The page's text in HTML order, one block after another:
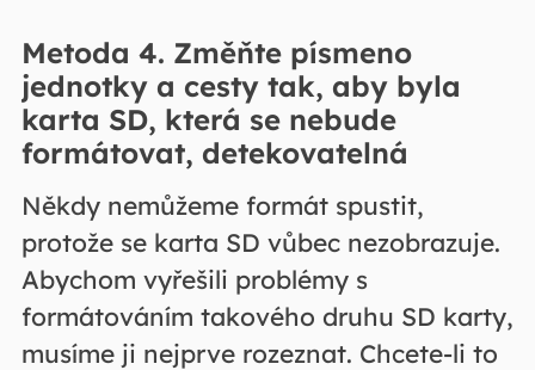
Metoda 4. Změňte písmeno
jednotky a cesty tak, aby byla
karta SD, která se nebude
formátovat, detekovatelná
Někdy nemůžeme formát spustit,
protože se karta SD vůbec nezobrazuje.
Abychom vyřešili problémy s
formátováním takového druhu SD karty,
musíme ji nejprve rozeznat. Chcete-li to